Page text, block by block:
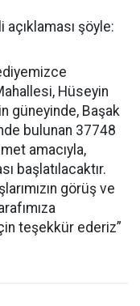
şöyle:
Hüseyin
güneyinde, Başak
bulunan 37748
amacıyla,
başlatılacaktır.
görüş ve
teşekkür ederiz”